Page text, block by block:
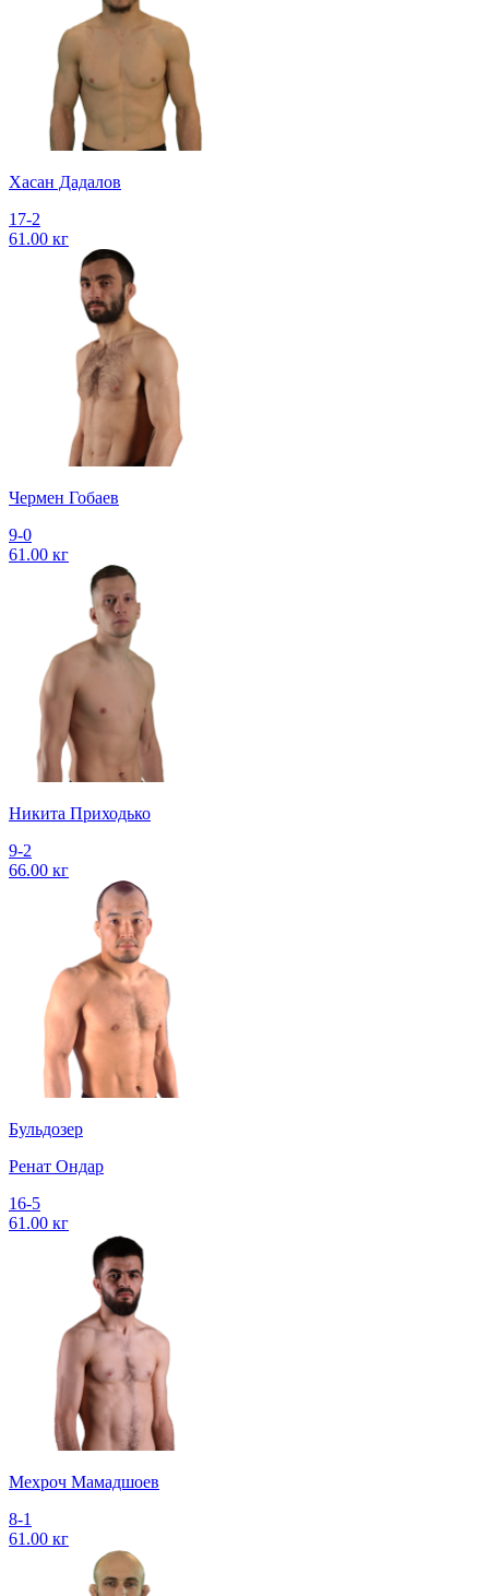
Хасан Дадалов
17-2
61.00 кг
Чермен Гобаев
9-0
61.00 кг
Никита Приходько
9-2
66.00 кг
Бульдозер
Ренат Ондар
16-5
61.00 кг
Мехроч Мамадшоев
8-1
61.00 кг